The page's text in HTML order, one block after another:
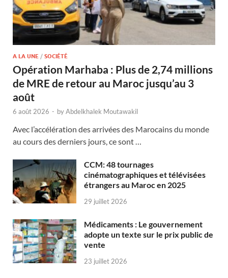
A LA UNE / SOCIÉTÉ
Opération Marhaba : Plus de 2,74 millions
de MRE de retour au Maroc jusqu’au 3
août
6 août 2026 - byAbdelkhalek Moutawakil
Avec l’accélération des arrivées des Marocains du monde
au cours des derniers jours, ce sont …
CCM: 48 tournages
cinématographiques et télévisées
étrangers au Maroc en 2025
29 juillet 2026
Médicaments : Le gouvernement
adopte un texte sur le prix public de
vente
23 juillet 2026